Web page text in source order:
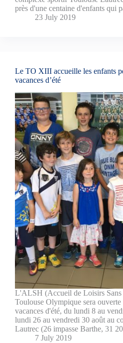
près d'une centaine d'enfants qui
23 July 2019
Le TO XIII accueille les enfants
vacances d’été
L'ALSH (Accueil de Loisirs Sans
Toulouse Olympique sera ouverte
vacances d'été, du lundi 8 au
lundi 26 au vendredi 30 août au
Lautrec (26 impasse Barthe, 31
7 July 2019